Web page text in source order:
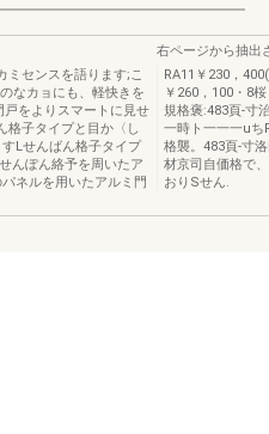
ミセンスを語ります;こ
なカョにも、軽快きを
をよりスマートに見せ
格子タイプと目か〈し
Lせんばん格子タイプ
んぽん絡予を周いたア
ネルを用いたアルミ門
右ページから抽出
RA11￥230，
￥260，100・8
規格褒:483頁-寸
一時ト一一一uち
格襲。483頁-寸
材京司自価格で
おりSせん.